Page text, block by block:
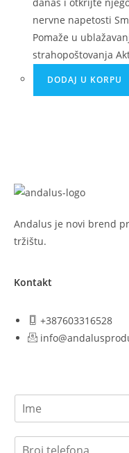
danas i otkrijte
nervne napetosti
Pomaže u
strahopoštovanja
DODAJ U KORPU
Andalus je novi brend
tržištu.
Kontakt
+387603316528
i